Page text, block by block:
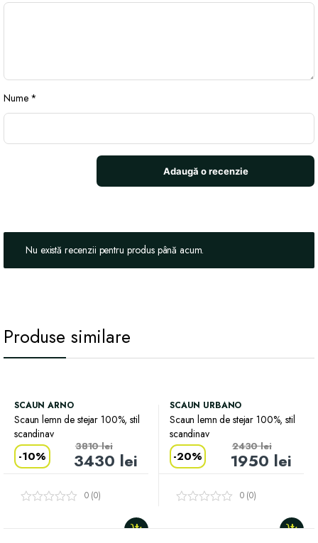
Nume *
Nu există recenzii pentru produs până acum.
Produse similare
SCAUN ARNO
Scaun lemn de stejar 100%, stil
scandinav
-10% 3430 lei
3810lei
0 (0)
SCAUN URBANO
Scaun lemn de stejar 100%, stil
scandinav
-20% 1950 lei
2430lei
0 (0)